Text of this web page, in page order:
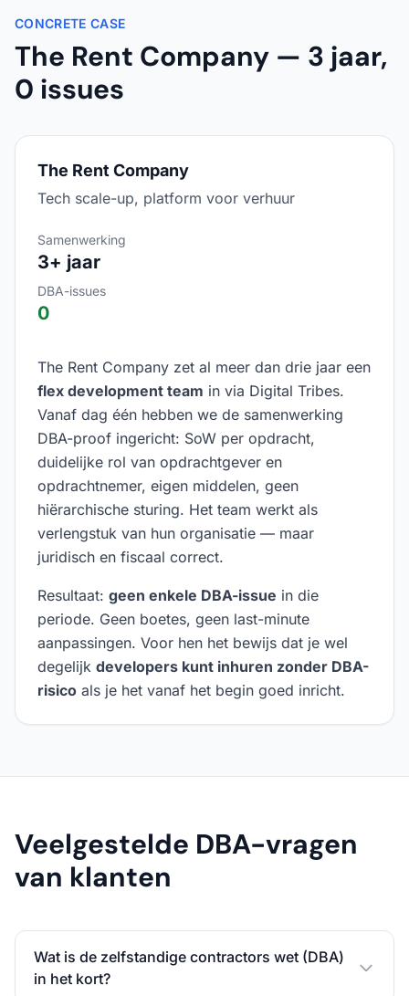
CONCRETE CASE
The Rent Company — 3 jaar,
0 issues
The Rent Company
Tech scale-up, platform voor verhuur
Samenwerking
3+ jaar
DBA-issues
0
The Rent Company zet al meer dan drie jaar een
flex development team in via Digital Tribes.
Vanaf dag één hebben we de samenwerking
DBA-proof ingericht: SoW per opdracht,
duidelijke rol van opdrachtgever en
opdrachtnemer, eigen middelen, geen
hiërarchische sturing. Het team werkt als
verlengstuk van hun organisatie — maar
juridisch en fiscaal correct.
Resultaat: geen enkele DBA-issue in die
periode. Geen boetes, geen last-minute
aanpassingen. Voor hen het bewijs dat je wel
degelijk developers kunt inhuren zonder DBA-
risico als je het vanaf het begin goed inricht.
Veelgestelde DBA-vragen
van klanten
Wat is de zelfstandige contractors wet (DBA)
in het kort?